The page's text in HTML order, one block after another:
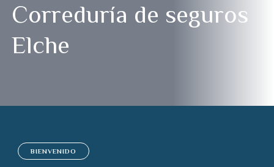
Correduría de seguros
Elche
BIENVENIDO